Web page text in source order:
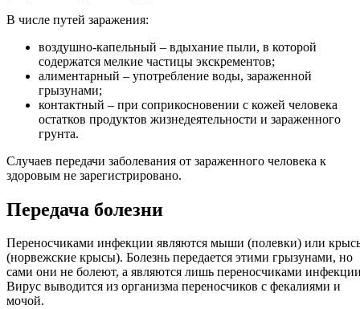
В числе путей заражения:
воздушно-капельный – вдыхание пыли, в которой
содержатся мелкие частицы экскрементов;
алиментарный – употребление воды, зараженной
грызунами;
контактный – при соприкосновении с кожей человека
остатков продуктов жизнедеятельности и зараженного
грунта.
Случаев передачи заболевания от зараженного человека к
здоровым не зарегистрировано.
Передача болезни
Переносчиками инфекции являются мыши (полевки) или
(норвежские крысы). Болезнь передается этими грызунами, но
сами они не болеют, а являются лишь переносчиками
Вирус выводится из организма переносчиков с фекалиями и
мочой.